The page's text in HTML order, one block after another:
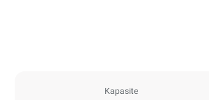
Kapasite